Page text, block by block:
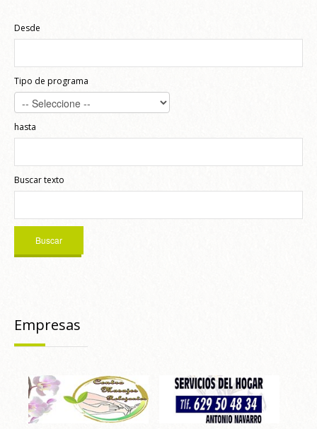
Desde
Tipo de programa
hasta
Buscar texto
Empresas